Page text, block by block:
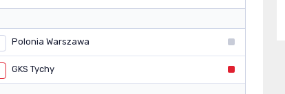
Polonia Warszawa
GKS Tychy